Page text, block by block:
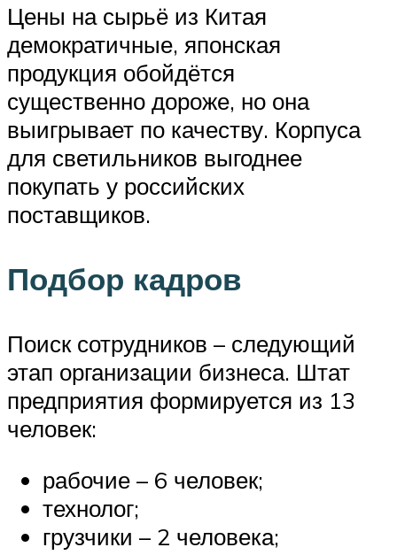
Цены на сырьё из Китая
демократичные, японская
продукция обойдётся
существенно дороже, но она
выигрывает по качеству. Корпуса
для светильников выгоднее
покупать у российских
поставщиков.
Подбор кадров
Поиск сотрудников – следующий
этап организации бизнеса. Штат
предприятия формируется из 13
человек:
рабочие – 6 человек;
технолог;
грузчики – 2 человека;